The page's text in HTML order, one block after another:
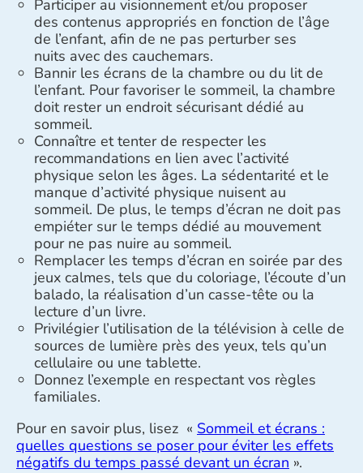
Participer au visionnement et/ou proposer
des contenus appropriés en fonction de l’âge
de l’enfant, afin de ne pas perturber ses
nuits avec des cauchemars.
Bannir les écrans de la chambre ou du lit de
l’enfant. Pour favoriser le sommeil, la chambre
doit rester un endroit sécurisant dédié au
sommeil.
Connaître et tenter de respecter les
recommandations en lien avec l’activité
physique selon les âges. La sédentarité et le
manque d’activité physique nuisent au
sommeil. De plus, le temps d’écran ne doit pas
empiéter sur le temps dédié au mouvement
pour ne pas nuire au sommeil.
Remplacer les temps d’écran en soirée par des
jeux calmes, tels que du coloriage, l’écoute d’un
balado, la réalisation d’un casse-tête ou la
lecture d’un livre.
Privilégier l’utilisation de la télévision à celle de
sources de lumière près des yeux, tels qu’un
cellulaire ou une tablette.
Donnez l’exemple en respectant vos règles
familiales.
Pour en savoir plus, lisez « Sommeil et écrans :
quelles questions se poser pour éviter les effets
négatifs du temps passé devant un écran ».